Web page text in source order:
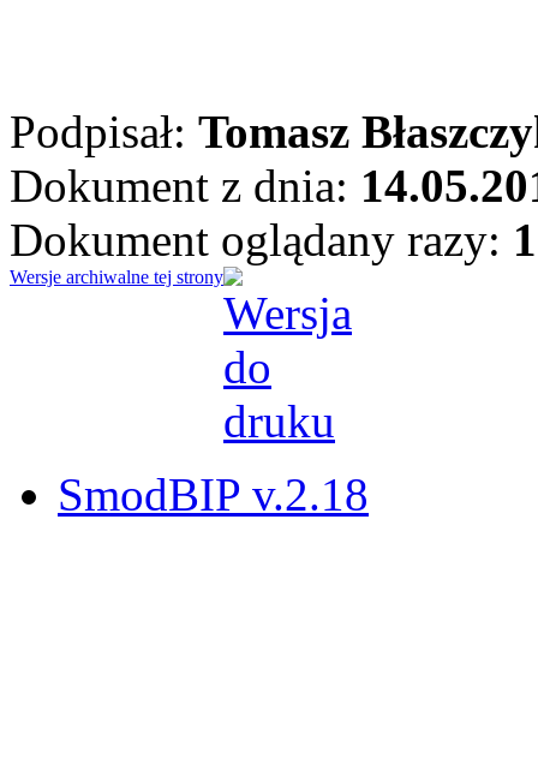
Podpisał: Tomasz
Dokument z dnia:
Dokument oglądany razy:
Wersje archiwalne tej strony
SmodBIP v.2.18